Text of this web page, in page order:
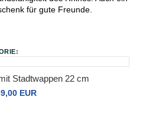
für gute Freunde.
Stadtwappen 22 cm
EUR